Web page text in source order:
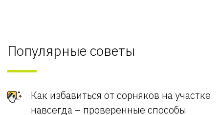
Популярные советы
Как избавиться от сорняков на участке
навсегда – проверенные способы